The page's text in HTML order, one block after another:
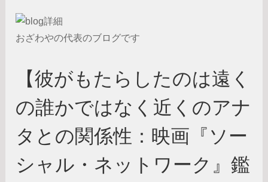
おざわやの代表のブログです
【彼がもたらしたのは遠く
の誰かではなく近くのアナ
タとの関係性：映画『ソー
シャル・ネットワーク』鑑